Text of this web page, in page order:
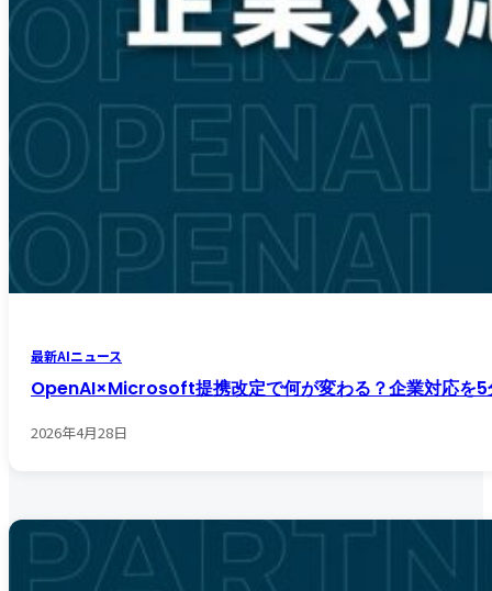
最新AIニュース
OpenAI×Microsoft提携改定で何が変わる？企業対応を5
2026年4月28日